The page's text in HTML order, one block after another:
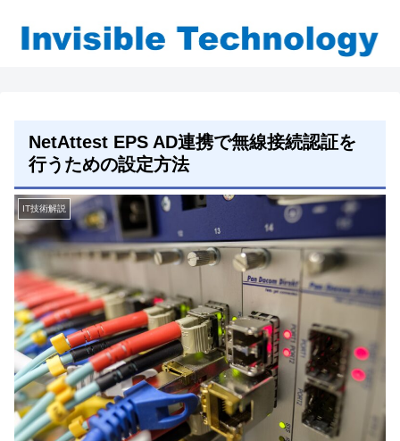
NetAttest EPS AD連携で無線接続認証を
行うための設定方法
IT技術解説